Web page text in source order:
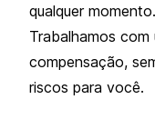
qualquer momento.
Trabalhamos com
compensação,
riscos para você.